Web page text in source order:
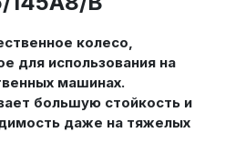
колесо,
для использования на
машинах.
большую стойкость и
даже на тяжелых